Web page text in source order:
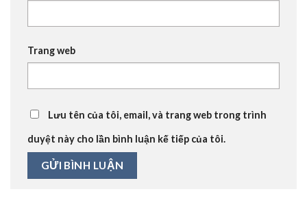
Trang web
Lưu tên của tôi, email, và trang web trong trình
duyệt này cho lần bình luận kế tiếp của tôi.